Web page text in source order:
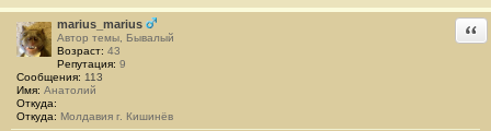
б
щ
е
н
и
е
#
2
marius_marius
Автор темы, Бывалый
Возраст: 43
Репутация: 9
Сообщения: 113
Имя: Анатолий
Откуда:
Откуда: Молдавия г. Кишинёв